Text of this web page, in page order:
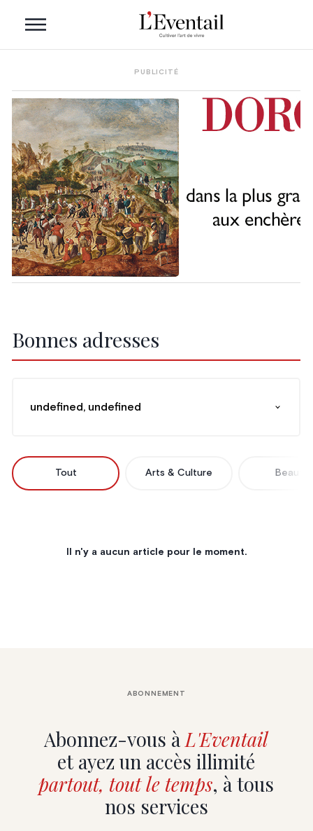
PUBLICITÉ
Bonnes adresses
undefined, undefined
Tout Arts & Culture Beauté
Il n'y a aucun article pour le moment.
Abonnez-vous àL'Eventail
et ayez un accès illimité
partout, tout le temps, à tous
nos services
ABONNEMENT